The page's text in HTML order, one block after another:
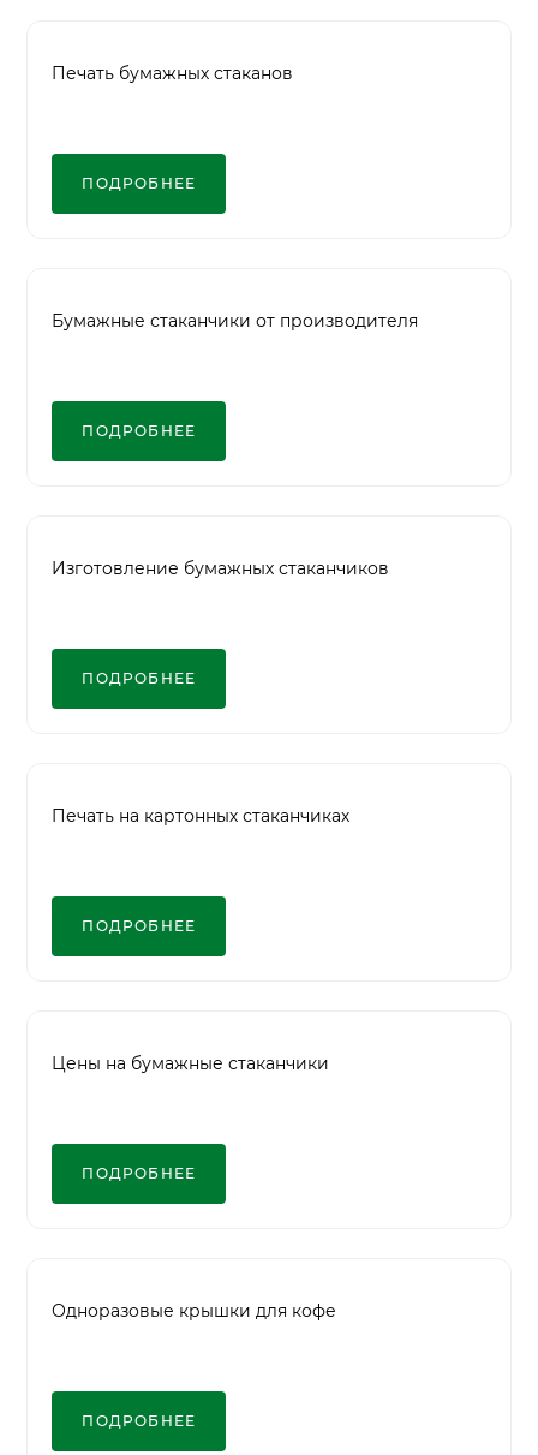
Печать бумажных стаканов
ПОДРОБНЕЕ
Бумажные стаканчики от производителя
ПОДРОБНЕЕ
Изготовление бумажных стаканчиков
ПОДРОБНЕЕ
Печать на картонных стаканчиках
ПОДРОБНЕЕ
Цены на бумажные стаканчики
ПОДРОБНЕЕ
Одноразовые крышки для кофе
ПОДРОБНЕЕ